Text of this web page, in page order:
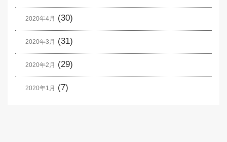
2020年4月 (30)
2020年3月 (31)
2020年2月 (29)
2020年1月 (7)